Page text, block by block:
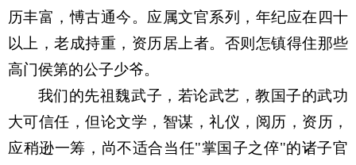
历丰富，愽古通今。应属文官系列，年纪应在四十
以上，老成持重，资历居上者。否则怎镇得住那些
高门侯第的公子少爷。
我们的先祖魏武子，若论武艺，教国子的武功
大可信任，但论文学，智谋，礼仪，阅历，资历，
应稍逊一筹，尚不适合当任"掌国子之倅"的诸子官